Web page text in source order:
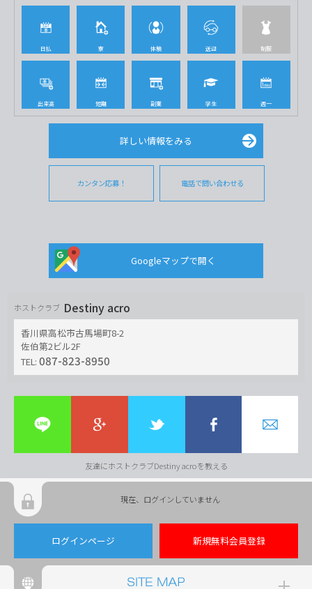
日払 寮 体験 送迎 制服
出来高 短期 副業 学生 週一
詳しい情報をみる
カンタン応募！ 電話で問い合わせる
Googleマップで開く
ホストクラブ Destiny acro
香川県高松市古馬場町8-2
佐伯第2ビル2F
TEL: 087-823-8950
友達にホストクラブDestiny acroを教える
現在、ログインしていません
ログインページ 新規無料会員登録